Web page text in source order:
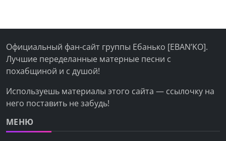
Официальный фан-сайт группы Ебанько [EBAN’KO].
Лучшие переделанные матерные песни с
похабщиной и с душой!
Используешь материалы этого сайта — ссылочку на
него поставить не забудь!
МЕНЮ